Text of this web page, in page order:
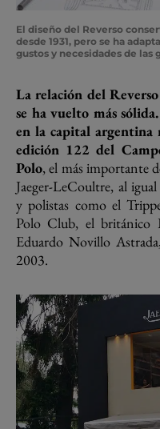
El diseño del Reverso
desde 1931, pero se ha
gustos y necesidades de las
La relación del
se ha vuelto más sólida.
en la capital argentina
edición 122 del
Polo, el más importante
Jaeger-LeCoultre, al
y polistas como el
Polo Club, el británico
Eduardo Novillo
2003.